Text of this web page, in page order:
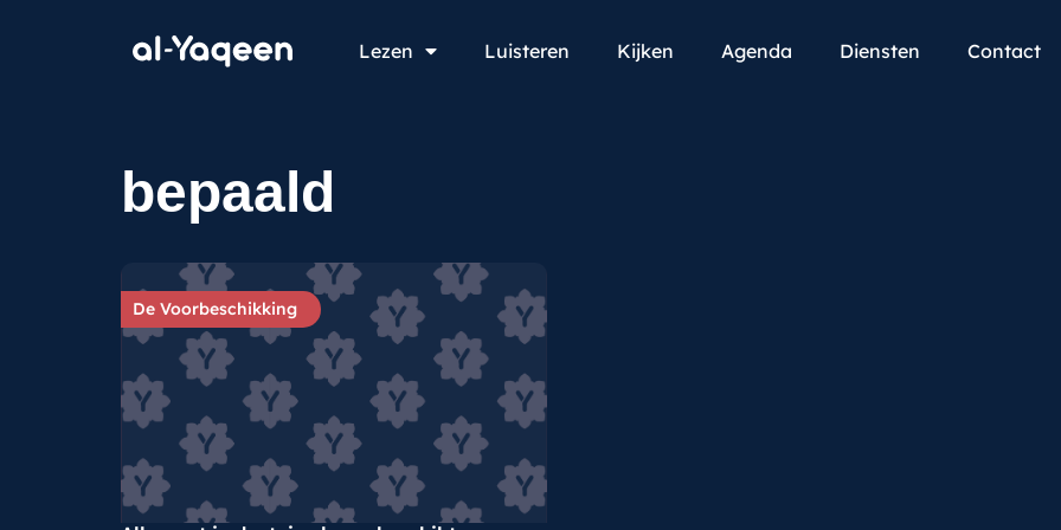
Lezen Luisteren Kijken Agenda Diensten Contact
bepaald
De Voorbeschikking